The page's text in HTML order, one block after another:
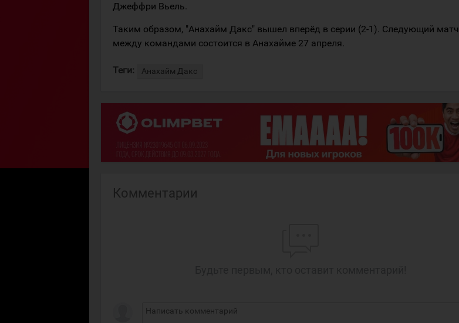
Джеффри Вьель.
Таким образом, "Анахайм Дакс" вышел вперёд в серии (2-1). Следующий матч
между командами состоится в Анахайме 27 апреля.
Теги: Анахайм Дакс
Комментарии